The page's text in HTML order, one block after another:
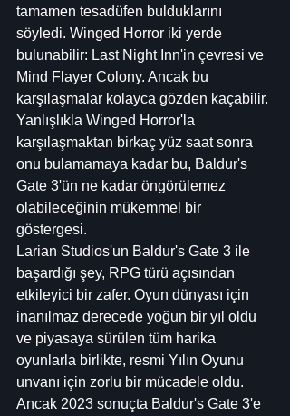
tamamen tesadüfen bulduklarını
söyledi. Winged Horror iki yerde
bulunabilir: Last Night Inn'in çevresi ve
Mind Flayer Colony. Ancak bu
karşılaşmalar kolayca gözden kaçabilir.
Yanlışlıkla Winged Horror'la
karşılaşmaktan birkaç yüz saat sonra
onu bulamamaya kadar bu, Baldur's
Gate 3'ün ne kadar öngörülemez
olabileceğinin mükemmel bir
göstergesi.
Larian Studios'un Baldur's Gate 3 ile
başardığı şey, RPG türü açısından
etkileyici bir zafer. Oyun dünyası için
inanılmaz derecede yoğun bir yıl oldu
ve piyasaya sürülen tüm harika
oyunlarla birlikte, resmi Yılın Oyunu
unvanı için zorlu bir mücadele oldu.
Ancak 2023 sonuçta Baldur's Gate 3'e